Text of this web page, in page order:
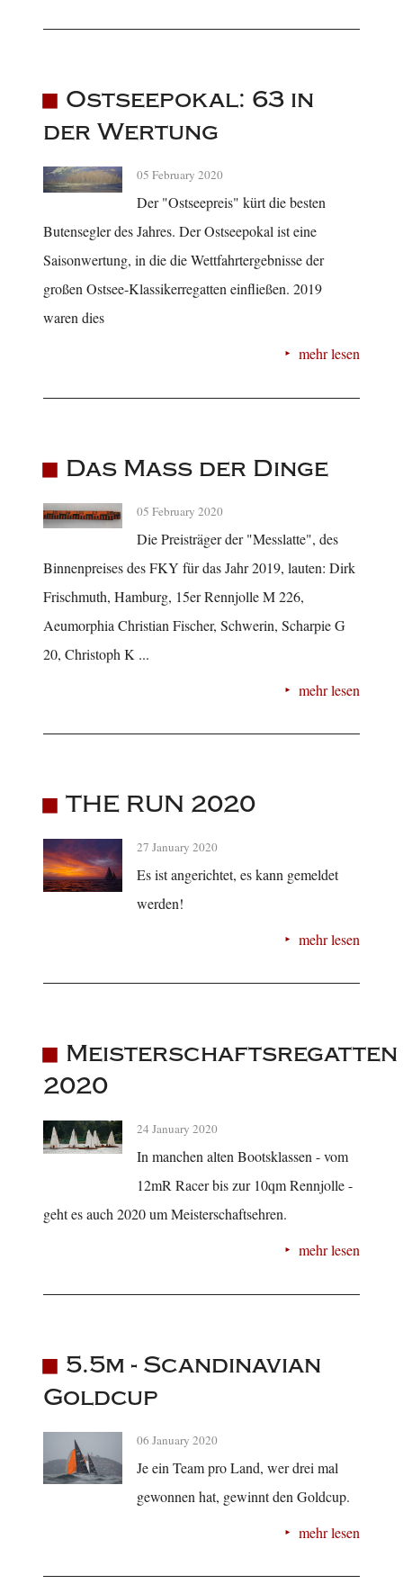
Ostseepokal: 63 in
der Wertung
05 February 2020
Der "Ostseepreis" kürt die besten
Butensegler des Jahres. Der Ostseepokal ist eine
Saisonwertung, in die die Wettfahrtergebnisse der
großen Ostsee-Klassikerregatten einfließen. 2019
waren dies
mehr lesen
Das Maß der Dinge
05 February 2020
Die Preisträger der "Messlatte", des
Binnenpreises des FKY für das Jahr 2019, lauten: Dirk
Frischmuth, Hamburg, 15er Rennjolle M 226,
Aeumorphia Christian Fischer, Schwerin, Scharpie G
20, Christoph K ...
mehr lesen
THE RUN 2020
27 January 2020
Es ist angerichtet, es kann gemeldet
werden!
mehr lesen
Meisterschaftsregatten
2020
24 January 2020
In manchen alten Bootsklassen - vom
12mR Racer bis zur 10qm Rennjolle -
geht es auch 2020 um Meisterschaftsehren.
mehr lesen
5.5m - Scandinavian
Goldcup
06 January 2020
Je ein Team pro Land, wer drei mal
gewonnen hat, gewinnt den Goldcup.
mehr lesen